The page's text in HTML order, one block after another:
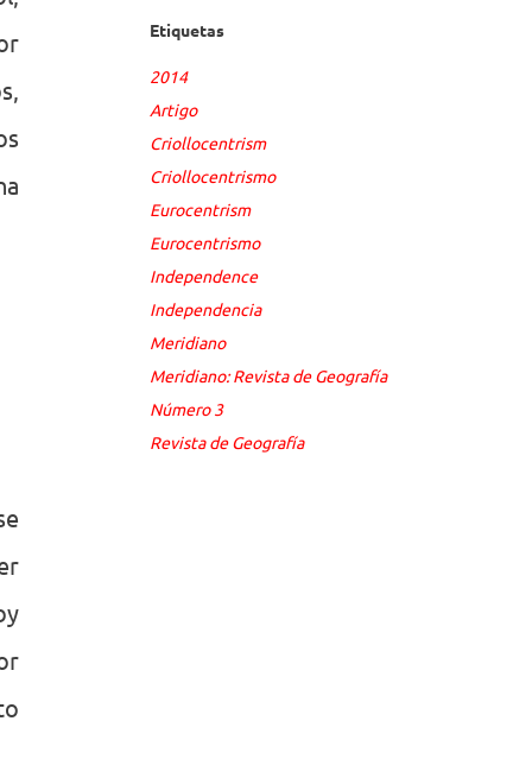
Etiquetas
2014
Artigo
Criollocentrism
Criollocentrismo
Eurocentrism
Eurocentrismo
Independence
Independencia
Meridiano
Meridiano: Revista de Geografía
Número 3
Revista de Geografía